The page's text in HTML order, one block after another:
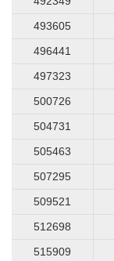
493605
496441
497323
500726
504731
505463
507295
509521
512698
515909